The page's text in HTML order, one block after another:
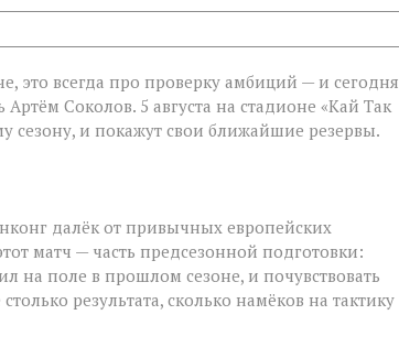
это всегда про проверку амбиций — и сегодня
Соколов. 5 августа на стадионе «Кай Так
сезону, и покажут свои ближайшие резервы.
далёк от привычных европейских
матч — часть предсезонной подготовки:
на поле в прошлом сезоне, и почувствовать
результата, сколько намёков на тактику